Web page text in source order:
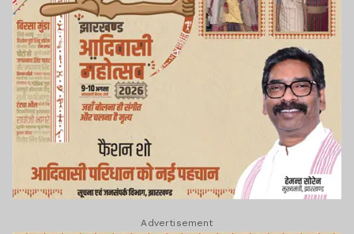
Advertisement